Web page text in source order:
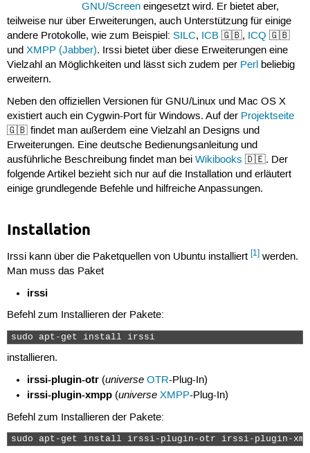
GNU/Screen eingesetzt wird. Er bietet aber,
teilweise nur über Erweiterungen, auch Unterstützung für einige
andere Protokolle, wie zum Beispiel: SILC, ICB🇬🇧, ICQ 🇬🇧
und XMPP (Jabber). Irssi bietet über diese Erweiterungen eine
Vielzahl an Möglichkeiten und lässt sich zudem per Perlbeliebig
erweitern.
Neben den offiziellen Versionen für GNU/Linux und Mac OS X
existiert auch ein Cygwin-Port für Windows. Auf der Projektseite
🇬🇧 findet man außerdem eine Vielzahl an Designs und
Erweiterungen. Eine deutsche Bedienungsanleitung und
ausführliche Beschreibung findet man bei Wikibooks 🇩🇪. Der
folgende Artikel bezieht sich nur auf die Installation und erläutert
einige grundlegende Befehle und hilfreiche Anpassungen.
Installation
Irssi kann über die Paketquellen von Ubuntu installiert [1]werden.
Man muss das Paket
irssi
Befehl zum Installieren der Pakete:
sudo apt-get install irssi
installieren.
irssi-plugin-otr (universe OTR-Plug-In)
irssi-plugin-xmpp (universe XMPP-Plug-In)
Befehl zum Installieren der Pakete:
sudo apt-get install irssi-plugin-otr irssi-plugin-